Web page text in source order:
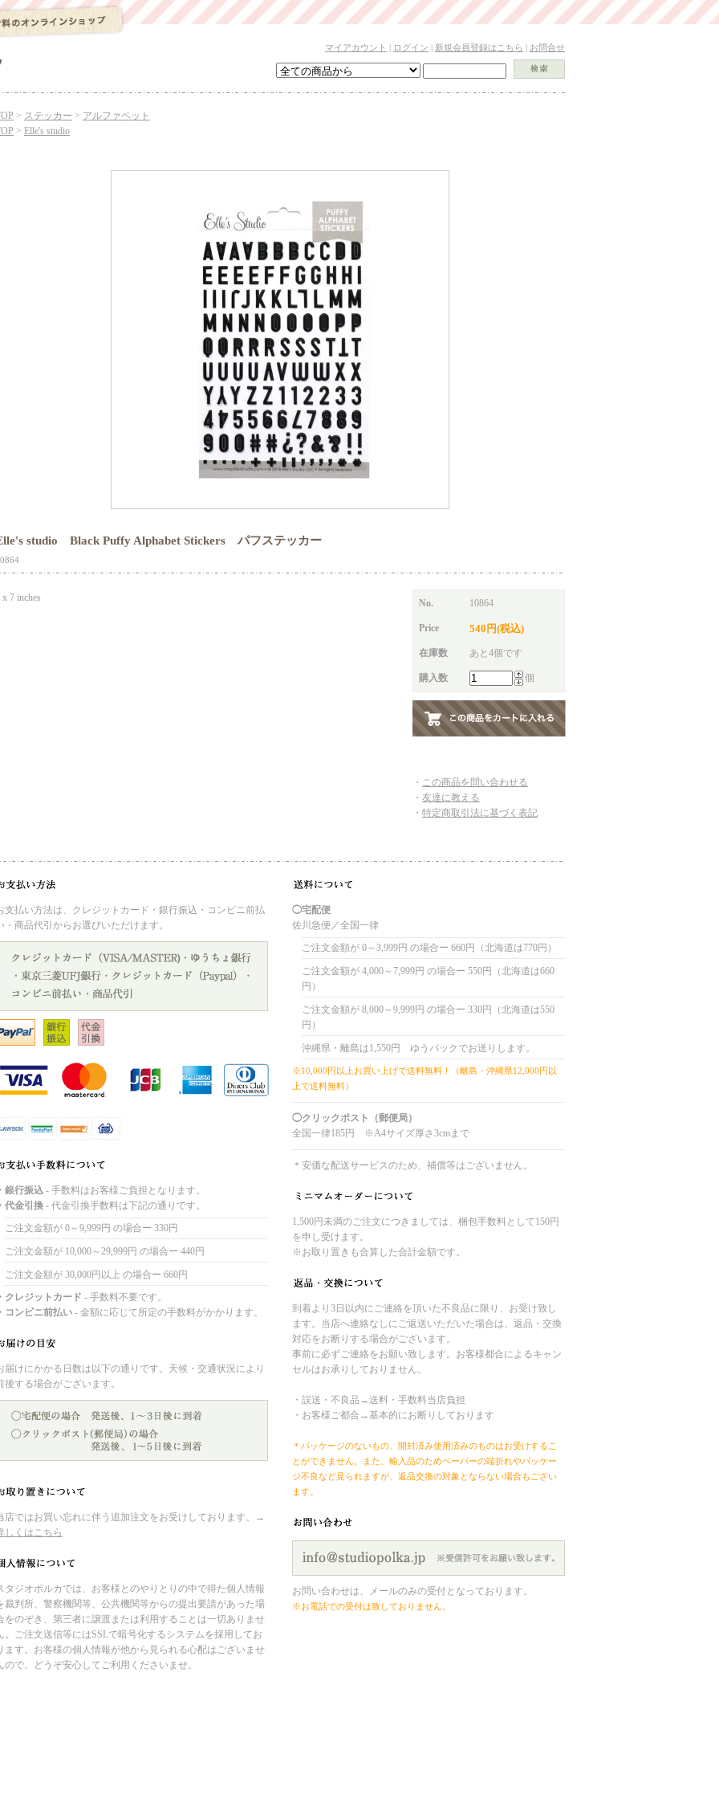
マイアカウント | ログイン | 新規会員登録はこちら | お問合せ
> ステッカー > アルファベット
> Elle's studio
studio Black Puffy Alphabet Stickers パフステッカー
x 7 inches No. 10864
Price 540円(税込)
在庫数 あと4個です
購入数 個
・ この商品を問い合わせる
・ 友達に教える
・ 特定商取引法に基づく表記
支払い方法は、クレジットカード・銀行振込・コンビニ前払
・商品代引からお選びいただけます。
銀行振込 - 手数料はお客様ご負担となります。
代金引換 - 代金引換手数料は下記の通りです。
ご注文金額が 0～9,999円 の場合ー 330円
ご注文金額が 10,000～29,999円 の場合ー 440円
ご注文金額が 30,000円以上 の場合ー 660円
クレジットカード - 手数料不要です。
コンビニ前払い - 金額に応じて所定の手数料がかかります。
届けにかかる日数は以下の通りです。天候・交通状況により
後する場合がございます。
店ではお買い忘れに伴う追加注文をお受けしております。→
しくはこちら
タジオポルカでは、お客様とのやりとりの中で得た個人情報
裁判所、警察機関等、公共機関等からの提出要請があった場
をのぞき、第三者に譲渡または利用することは一切ありませ
。ご注文送信等にはSSLで暗号化するシステムを採用してお
ます。お客様の個人情報が他から見られる心配はございませ
ので、どうぞ安心してご利用くださいませ。
◯宅配便
佐川急便／全国一律
ご注文金額が 0～3,999円 の場合ー 660円（北海道は770円）
ご注文金額が 4,000～7,999円 の場合ー 550円（北海道は660
円）
ご注文金額が 8,000～9,999円 の場合ー 330円（北海道は550
円）
沖縄県・離島は1,550円 ゆうパックでお送りします。
※10,000円以上お買い上げで送料無料！（離島・沖縄県12,000円以
上で送料無料）
◯クリックポスト（郵便局）
全国一律185円 ※A4サイズ厚さ3cmまで
＊安価な配送サービスのため、補償等はございません。
1,500円未満のご注文につきましては、梱包手数料として150円
を申し受けます。
※お取り置きも合算した合計金額です。
到着より3日以内にご連絡を頂いた不良品に限り、お受け致し
ます。当店へ連絡なしにご返送いただいた場合は、返品・交換
対応をお断りする場合がございます。
事前に必ずご連絡をお願い致します。お客様都合によるキャン
セルはお承りしておりません。
・誤送・不良品→送料・手数料当店負担
・お客様ご都合→基本的にお断りしております
＊パッケージのないもの、開封済み使用済みのものはお受けするこ
とができません。また、輸入品のためペーパーの端折れやパッケー
ジ不良など見られますが、返品交換の対象とならない場合もござい
ます。
お問い合わせは、メールのみの受付となっております。
※お電話での受付は致しておりません。